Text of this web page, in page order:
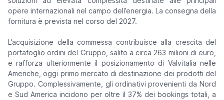
opere internazionali nel campo dell’energia. La consegna della
fornitura è prevista nel corso del 2027.
L’acquisizione della commessa contribuisce alla crescita del
portafoglio ordini del Gruppo, salito a circa 263 milioni di euro,
e rafforza ulteriormente il posizionamento di Valvitalia nelle
Americhe, oggi primo mercato di destinazione dei prodotti del
Gruppo. Complessivamente, gli ordinativi provenienti da Nord
e Sud America incidono per oltre il 37% dei bookings totali, a